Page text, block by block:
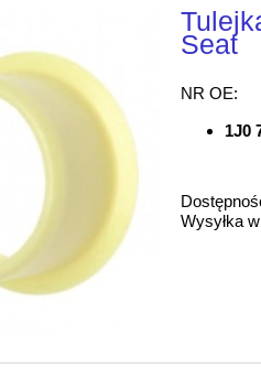
Seat
NR OE:
1J0
Wysyłka